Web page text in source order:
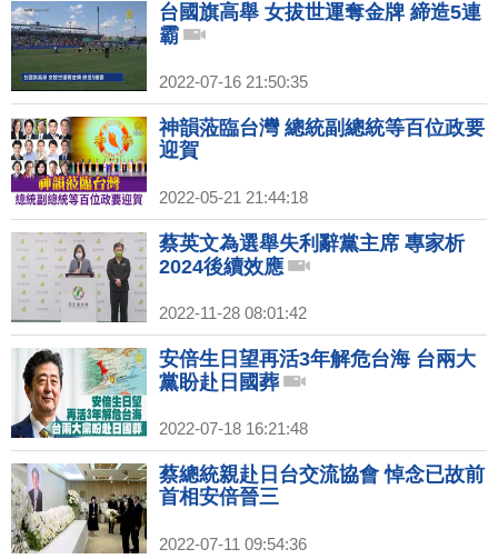
台國旗高舉 女拔世運奪金牌 締造5連
霸
2022-07-16 21:50:35
神韻蒞臨台灣 總統副總統等百位政要
迎賀
2022-05-21 21:44:18
蔡英文為選舉失利辭黨主席 專家析
2024後續效應
2022-11-28 08:01:42
安倍生日望再活3年解危台海 台兩大
黨盼赴日國葬
2022-07-18 16:21:48
蔡總統親赴日台交流協會 悼念已故前
首相安倍晉三
2022-07-11 09:54:36